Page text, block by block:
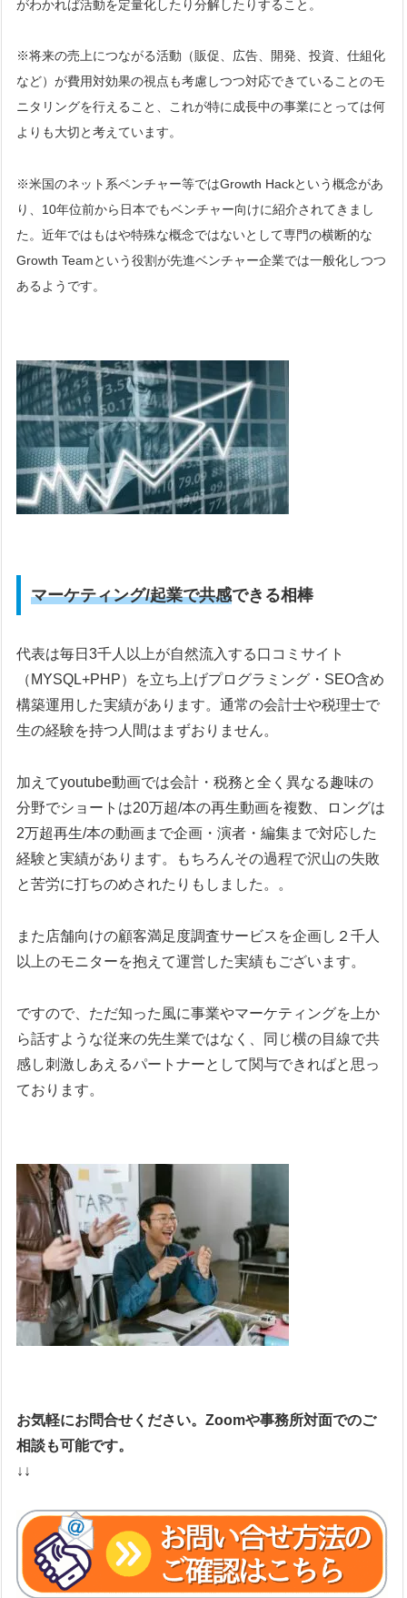
がわかれば活動を定量化したり分解したりすること。
※将来の売上につながる活動（販促、広告、開発、投資、仕組化
など）が費用対効果の視点も考慮しつつ対応できていることのモ
ニタリングを行えること、これが特に成長中の事業にとっては何
よりも大切と考えています。
※米国のネット系ベンチャー等ではGrowth Hackという概念があ
り、10年位前から日本でもベンチャー向けに紹介されてきまし
た。近年ではもはや特殊な概念ではないとして専門の横断的な
Growth Teamという役割が先進ベンチャー企業では一般化しつつ
あるようです。
マーケティング/起業で共感できる相棒
代表は毎日3千人以上が自然流入する口コミサイト
（MYSQL+PHP）を立ち上げプログラミング・SEO含め
構築運用した実績があります。通常の会計士や税理士で
生の経験を持つ人間はまずおりません。
加えてyoutube動画では会計・税務と全く異なる趣味の
分野でショートは20万超/本の再生動画を複数、ロングは
2万超再生/本の動画まで企画・演者・編集まで対応した
経験と実績があります。もちろんその過程で沢山の失敗
と苦労に打ちのめされたりもしました。。
また店舗向けの顧客満足度調査サービスを企画し２千人
以上のモニターを抱えて運営した実績もございます。
ですので、ただ知った風に事業やマーケティングを上か
ら話すような従来の先生業ではなく、同じ横の目線で共
感し刺激しあえるパートナーとして関与できればと思っ
ております。
お気軽にお問合せください。Zoomや事務所対面でのご
相談も可能です。
↓↓